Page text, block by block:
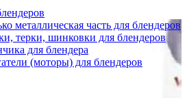
металлическая часть для блендеров
терки, шинковки для блендеров
для блендера
(моторы) для блендеров